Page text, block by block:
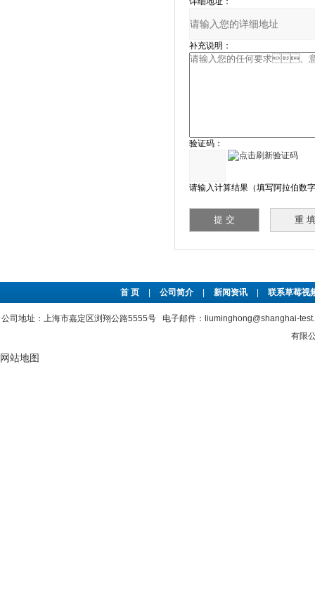
补充说明：
验证码：
请输入计算结果（填写阿拉伯数字）
首 页 公司简介 新闻资讯 联系草莓视
公司地址：上海市嘉定区浏翔公路5555号 电子邮件：liuminghong@shanghai-
有限
网站地图